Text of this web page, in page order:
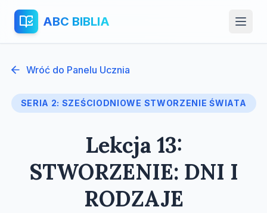
ABC BIBLIA
Wróć do Panelu Ucznia
SERIA 2: SZEŚCIODNIOWE STWORZENIE ŚWIATA
Lekcja 13:
STWORZENIE: DNI I
RODZAJE